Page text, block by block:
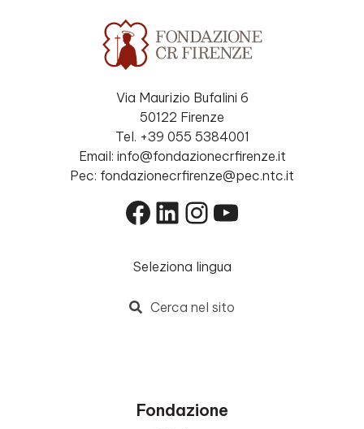
Via Maurizio Bufalini 6
50122 Firenze
Tel. +39 055 5384001
Email: info@fondazionecrfirenze.it
Pec: fondazionecrfirenze@pec.ntc.it
Facebook
LinkedIn
Instagram
YouTube
Seleziona lingua
Cerca nel sito
Fondazione